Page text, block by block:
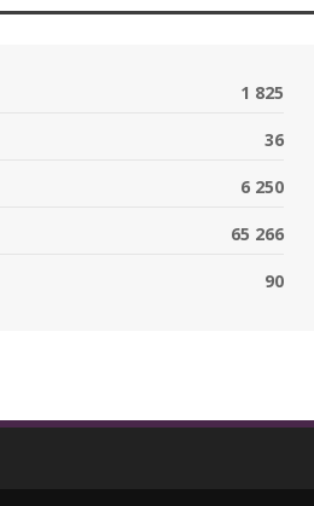
1 825
36
6 250
65 266
90